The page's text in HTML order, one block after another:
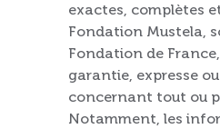
exactes, complètes
Fondation Mustela,
Fondation de
garantie, expresse
concernant tout ou
Notamment, les